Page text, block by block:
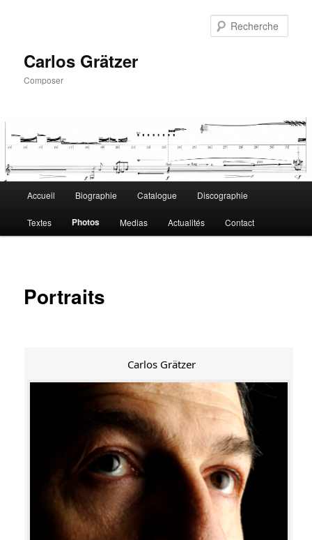
Carlos Grätzer
Composer
principal
Accueil Biographie Catalogue Discographie
Textes Photos Medias Actualités Contact
Portraits
Carlos Grätzer